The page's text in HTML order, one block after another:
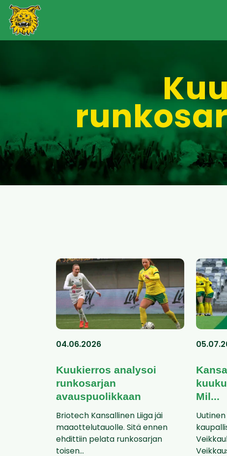
04.06.2026
Kuukierros analysoi
runkosarjan
avauspuolikkaan
Briotech Kansallinen Liiga jäi
maaottelutauolle. Sitä ennen
ehdittiin pelata runkosarjan
toisen...
Mil...